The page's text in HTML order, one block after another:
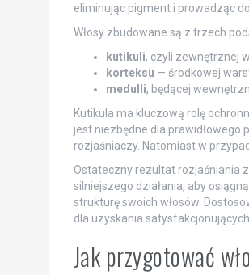
eliminując pigment i prowadząc
Włosy zbudowane są z trzech
kutikuli, czyli zewnętrznej
korteksu — środkowej
medulli, będącej
Kutikula ma kluczową rolę
jest niezbędne dla prawidłowego
rozjaśniaczy. Natomiast w
Ostateczny rezultat rozjaśniania
silniejszego działania, aby
strukturę swoich włosów.
dla uzyskania
Jak przygotować